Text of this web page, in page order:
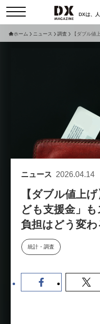
DXは、
ト
サ
お
個人情
現在開
非
ト
新
セミナー
【
数
ホーム ニュース 調査 【ダブル値
ニュース 2026.04.14
【ダブル値上
ども支援金」
負担はどう変わ
統計・調査